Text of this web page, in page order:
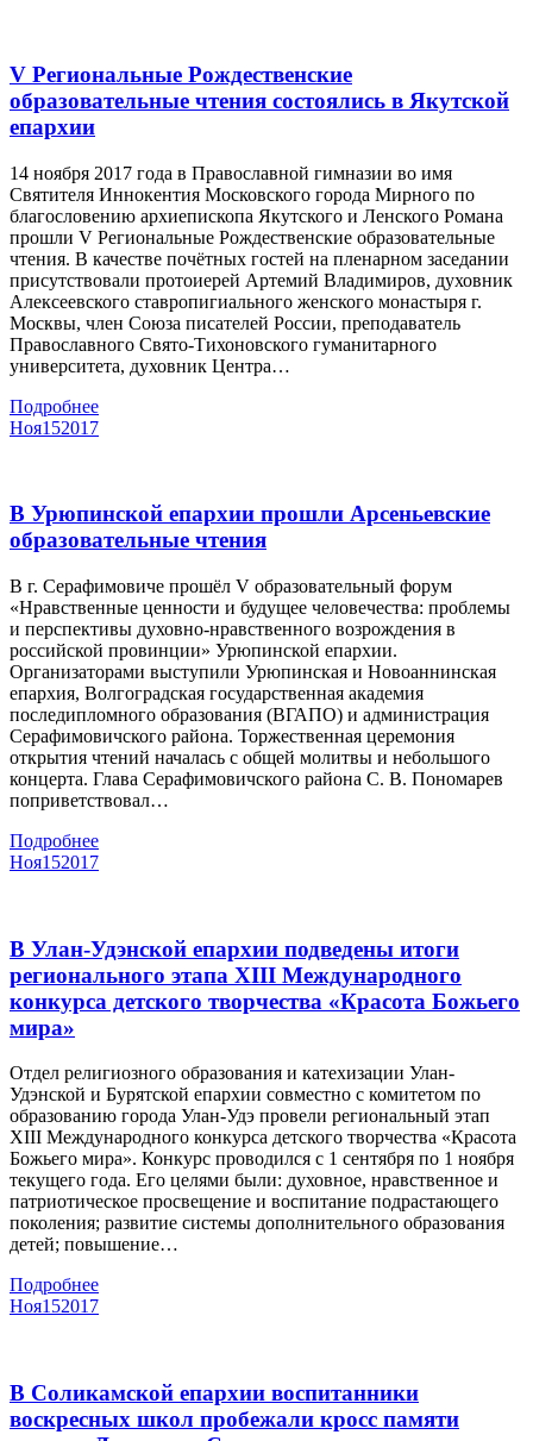
V Региональные Рождественские
образовательные чтения состоялись в Якутской
епархии
14 ноября 2017 года в Православной гимназии во имя
Святителя Иннокентия Московского города Мирного по
благословению архиепископа Якутского и Ленского Романа
прошли V Региональные Рождественские образовательные
чтения. В качестве почётных гостей на пленарном заседании
присутствовали протоиерей Артемий Владимиров, духовник
Алексеевского ставропигиального женского монастыря г.
Москвы, член Союза писателей России, преподаватель
Православного Свято-Тихоновского гуманитарного
университета, духовник Центра…
Подробнее
Ноя152017
В Урюпинской епархии прошли Арсеньевские
образовательные чтения
В г. Серафимовиче прошёл V образовательный форум
«Нравственные ценности и будущее человечества: проблемы
и перспективы духовно-нравственного возрождения в
российской провинции» Урюпинской епархии.
Организаторами выступили Урюпинская и Новоаннинская
епархия, Волгоградская государственная академия
последипломного образования (ВГАПО) и администрация
Серафимовичского района. Торжественная церемония
открытия чтений началась с общей молитвы и небольшого
концерта. Глава Серафимовичского района С. В. Пономарев
поприветствовал…
Подробнее
Ноя152017
В Улан-Удэнской епархии подведены итоги
регионального этапа XIII Международного
конкурса детского творчества «Красота Божьего
мира»
Отдел религиозного образования и катехизации Улан-
Удэнской и Бурятской епархии совместно с комитетом по
образованию города Улан-Удэ провели региональный этап
XIII Международного конкурса детского творчества «Красота
Божьего мира». Конкурс проводился с 1 сентября по 1 ноября
текущего года. Его целями были: духовное, нравственное и
патриотическое просвещение и воспитание подрастающего
поколения; развитие системы дополнительного образования
детей; повышение…
Подробнее
Ноя152017
В Соликамской епархии воспитанники
воскресных школ пробежали кросс памяти